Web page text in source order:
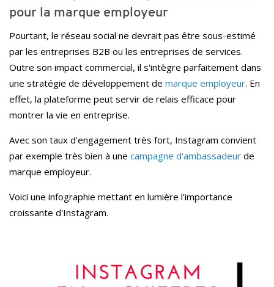
pour la marque employeur
Pourtant, le réseau social ne devrait pas être sous-estimé
par les entreprises B2B ou les entreprises de services.
Outre son impact commercial, il s'intègre parfaitement dans
une stratégie de développement de marque employeur. En
effet, la plateforme peut servir de relais efficace pour
montrer la vie en entreprise.
Avec son taux d'engagement très fort, Instagram convient
par exemple très bien à une campagne d'ambassadeur de
marque employeur.
Voici une infographie mettant en lumière l'importance
croissante d'Instagram.